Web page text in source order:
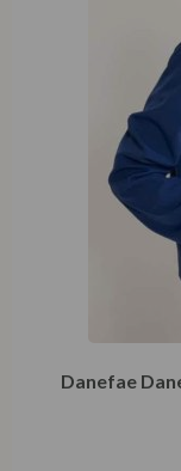
Danefae